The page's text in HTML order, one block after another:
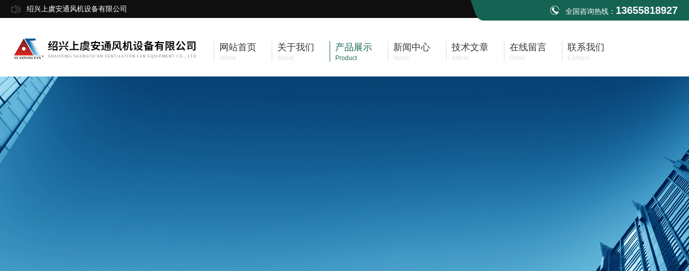
绍兴上虞安通风机设备有限公司 全国咨询热线： 13655818927
网站首页
Home
关于我们
About
产品展示
Product
新闻中心
News
技术文章
Article
在线留言
Order
联系我们
Contact